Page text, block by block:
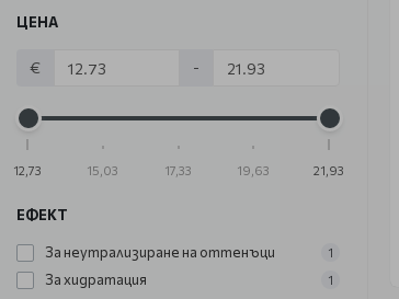
ЦЕНА
€ -
12,73 15,03 17,33 19,63 21,93
ЕФЕКТ
За неутрализиране на оттенъци 1
За хидратация 1